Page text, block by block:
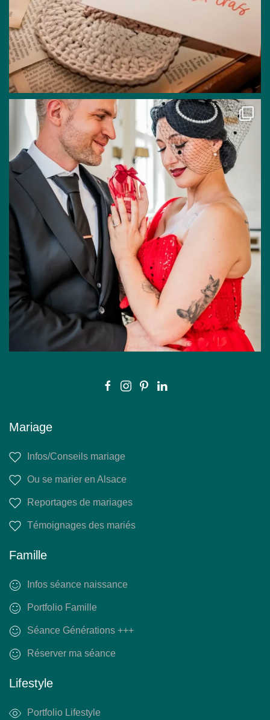
Mariage
Infos/Conseils mariage
Ou se marier en Alsace
Reportages de mariages
Témoignages des mariés
Famille
Infos séance naissance
Portfolio Famille
Séance Générations +++
Réserver ma séance
Lifestyle
Portfolio Lifestyle